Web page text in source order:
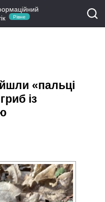
Рівне
«пальці
із